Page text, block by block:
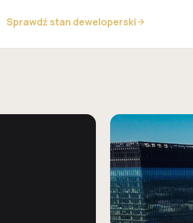
Sprawdź stan deweloperski